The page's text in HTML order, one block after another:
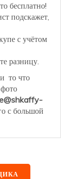
бесплатно!
подскажет,
с учётом
разницу.
то что
с большой